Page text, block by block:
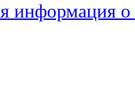
информация